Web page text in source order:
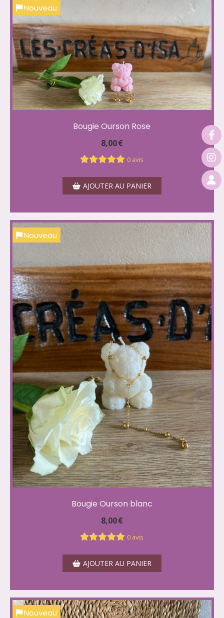
Nouveau
Bougie Ourson Rose
8,00€
0 avis
AJOUTER AU PANIER
Nouveau
Bougie Ourson blanc
8,00€
0 avis
AJOUTER AU PANIER
Nouveau